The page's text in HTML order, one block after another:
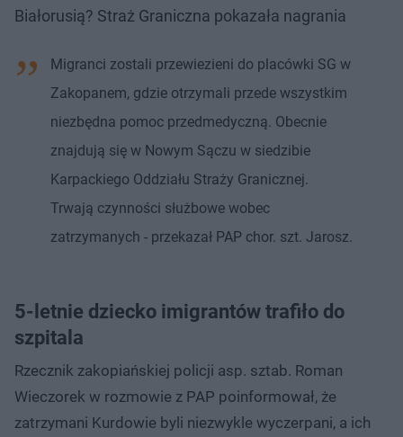
Białorusią? Straż Graniczna pokazała nagrania
Migranci zostali przewiezieni do placówki SG w
Zakopanem, gdzie otrzymali przede wszystkim
niezbędna pomoc przedmedyczną. Obecnie
znajdują się w Nowym Sączu w siedzibie
Karpackiego Oddziału Straży Granicznej.
Trwają czynności służbowe wobec
zatrzymanych - przekazał PAP chor. szt. Jarosz.
5-letnie dziecko imigrantów trafiło do
szpitala
Rzecznik zakopiańskiej policji asp. sztab. Roman
Wieczorek w rozmowie z PAP poinformował, że
zatrzymani Kurdowie byli niezwykle wyczerpani, a ich